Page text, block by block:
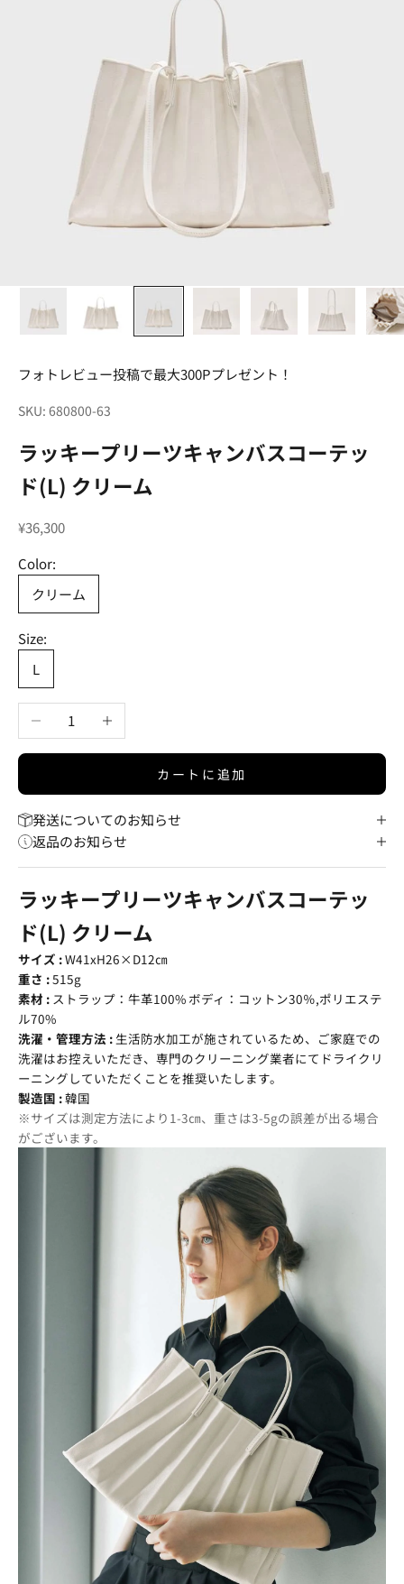
フォトレビュー投稿で最大300Pプレゼント！
SKU: 680800-63
ラッキープリーツキャンバスコーテッ
ド(L) クリーム
セール価格
¥36,300
Color:
クリーム
Size:
L
数量を減らす 数量を増やす
カートに追加
発送についてのお知らせ
返品のお知らせ
ラッキープリーツキャンバスコーテッ
ド(L) クリーム
サイズ :W41xH26×D12㎝
重さ :515g
素材 : ストラップ：牛革100% ボディ：コットン30％,ポリエステ
ル70%
洗濯・管理方法 : 生活防水加工が施されているため、ご家庭での
洗濯はお控えいただき、専門のクリーニング業者にてドライクリ
ーニングしていただくことを推奨いたします。
製造国 :韓国
※サイズは測定方法により1-3㎝、重さは3-5gの誤差が出る場合
がございます。